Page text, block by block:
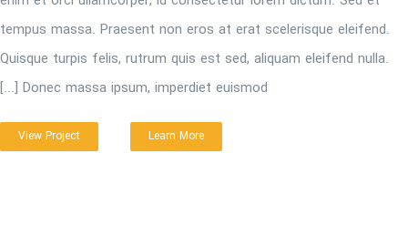
tempus massa. Praesent non eros at erat scelerisque eleifend.
Quisque turpis felis, rutrum quis est sed, aliquam eleifend nulla.
Donec massa ipsum, imperdiet euismod [...]
Learn More
View Project